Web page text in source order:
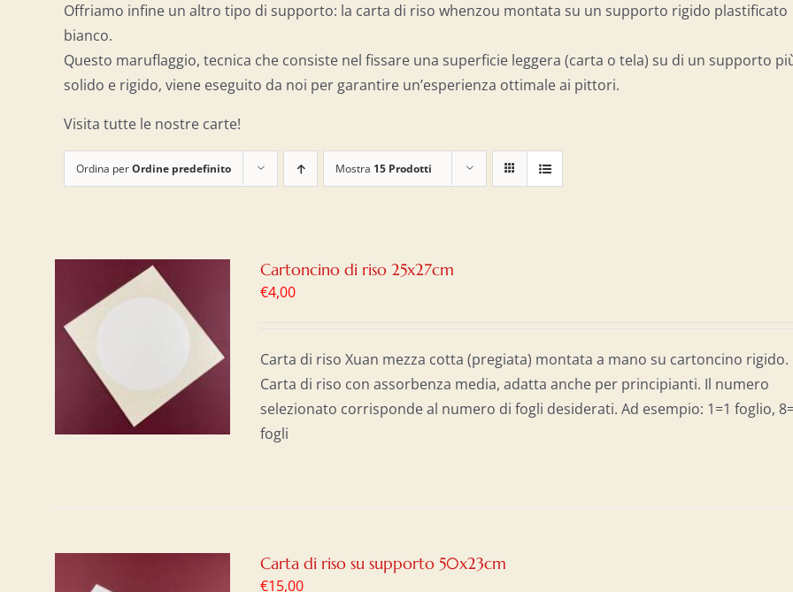
Offriamo infine un altro tipo di supporto: la carta di riso whenzou montata su un supporto rigido plastificato
bianco.
Questo maruflaggio, tecnica che consiste nel fissare una superficie leggera (carta o tela) su di un supporto
solido e rigido, viene eseguito da noi per garantire un’esperienza ottimale ai pittori.
Visita tutte le nostre carte!
Ordina perOrdine predefinito Mostra 15 Prodotti
Cartoncino di riso 25x27cm
€4,00
Carta di riso Xuan mezza cotta (pregiata) montata a mano su cartoncino rigido.
Carta di riso con assorbenza media, adatta anche per principianti. Il numero
selezionato corrisponde al numero di fogli desiderati. Ad esempio: 1=1 foglio,
fogli
Carta di riso su supporto 50x23cm
€15,00